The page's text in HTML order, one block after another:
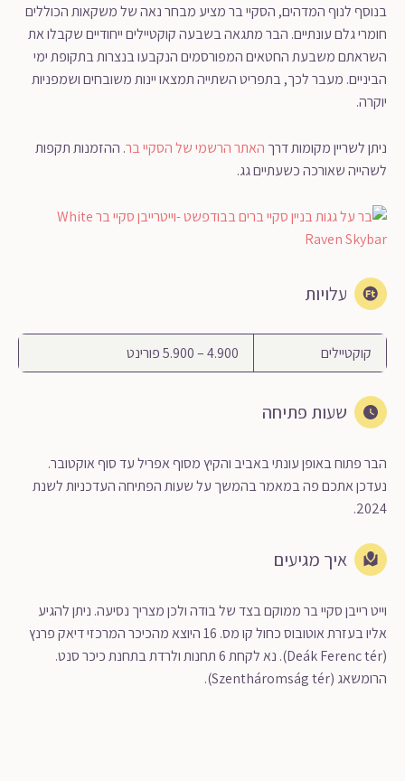
בנוסף לנוף המדהים, הסקיי בר מציע מבחר נאה של משקאות הכוללים
חומרי גלם עונתיים. הבר מתגאה בשבעה קוקטיילים ייחודיים שקבלו את
השראתם משבעת החטאים המפורסמים הנקבעו בנצרות בתקופת ימי
הביניים. מעבר לכך, בתפריט השתייה תמצאו יינות משובחים ושמפניות
יוקרה.
ניתן לשריין מקומות דרך האתר הרשמי של הסקיי בר. ההזמנות תקפות
לשהייה שאורכה כשעתיים גג.
עלויות
קוקטיילים 4.900 – 5.900 פורינט
שעות פתיחה
הבר פתוח באופן עונתי באביב והקיץ מסוף אפריל עד סוף אוקטובר.
נעדכן אתכם פה במאמר בהמשך על שעות הפתיחה העדכניות לשנת
2024.
איך מגיעים
וייט רייבן סקיי בר ממוקם בצד של בודה ולכן מצריך נסיעה. ניתן להגיע
אליו בעזרת אוטובוס כחול קו מס. 16 היוצא מהכיכר המרכזי דיאק פרנץ
(Deák Ferenc tér). נא לקחת 6 תחנות ולרדת בתחנת כיכר סנט.
הרומשאג (Szentháromság tér).